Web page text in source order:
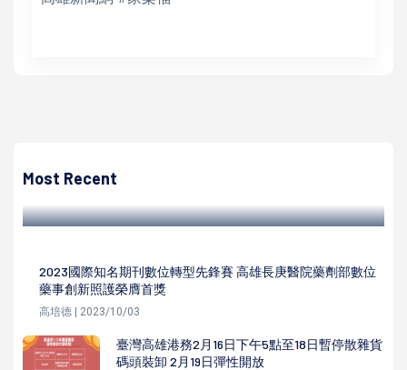
Most Recent
法國米其林主廚組隊挑戰
2023國際知名期刊數位轉型先鋒賽 高雄長庚醫院藥劑部數位
藥事創新照護榮膺首獎
高培德 | 2023/10/03
臺灣高雄港務2月16日下午5點至18日暫停散雜貨
碼頭裝卸 2月19日彈性開放